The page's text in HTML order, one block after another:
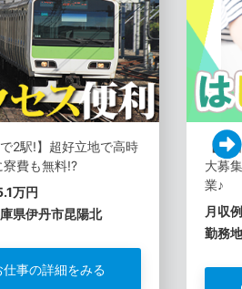
で2駅!】超好立地で高時
費も無料!?
万円
県伊丹市昆陽北
仕事の詳細をみる
【土
大募
業♪
月収
勤務